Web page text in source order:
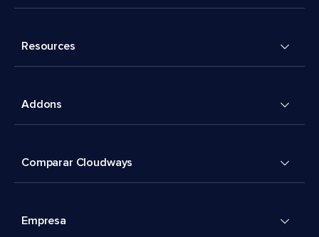
Resources
Addons
Comparar Cloudways
Empresa